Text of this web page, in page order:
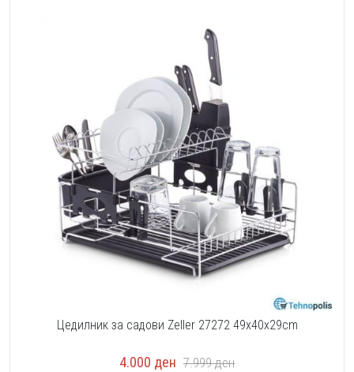
Цедилник за садови Zeller 27272 49x40x29cm
4.000 ден 7.999ден